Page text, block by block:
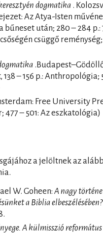
dogmatika .
fejezet: Az Atya-Isten
után; 280 – 284 p.:
csüggő
– 156 p.: Anthropológia;
Free University
477 – 501: Az eszkatológia)
a jelöltnek az
W. Goheen: A nagy
a Biblia elbeszélésében?
A külmisszió református